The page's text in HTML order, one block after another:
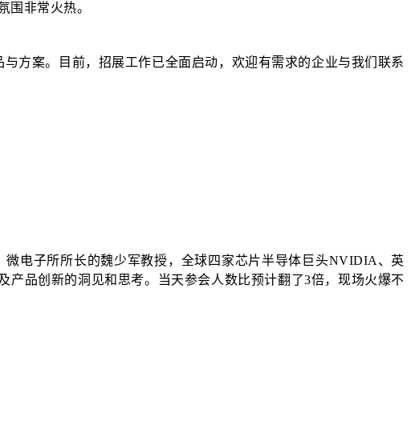
围非常火热。
方案。目前，招展工作已全面启动，欢迎有需求的企业与我们联系
电子所所长的魏少军教授，全球四家芯片半导体巨头NVIDIA、英
品创新的洞见和思考。当天参会人数比预计翻了3倍，现场火爆不